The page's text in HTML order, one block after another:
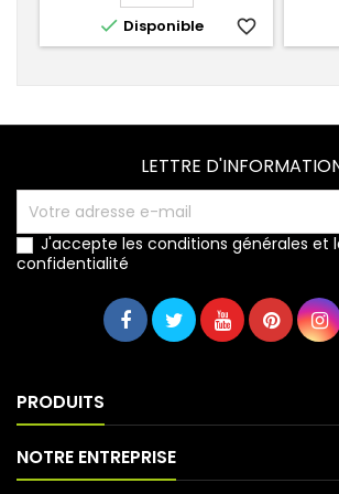
 Disponible favorite_border
LETTRE
J'accepte les conditions générales et
confidentialité
PRODUITS
NOTRE ENTREPRISE